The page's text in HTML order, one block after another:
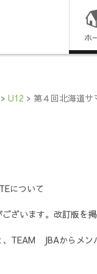
コ
ン
ッ
プ
U12 > 第４回北海道
について
ざいます。改訂版を掲
TEAM JBAからメ